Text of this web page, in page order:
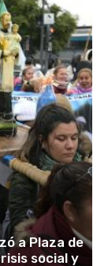
a Plaza de
social y